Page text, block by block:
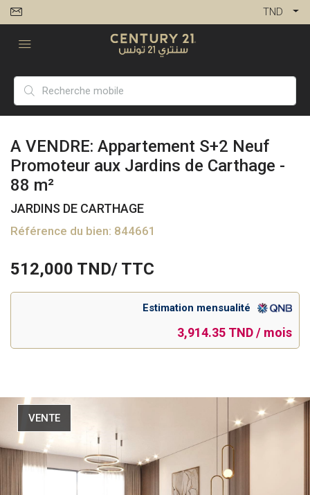
TND
A VENDRE: Appartement S+2 Neuf
Promoteur aux Jardins de Carthage -
88 m²
JARDINS DE CARTHAGE
Référence du bien: 844661
512,000 TND/ TTC
Estimation mensualité
3,914.35 TND / mois
VENTE